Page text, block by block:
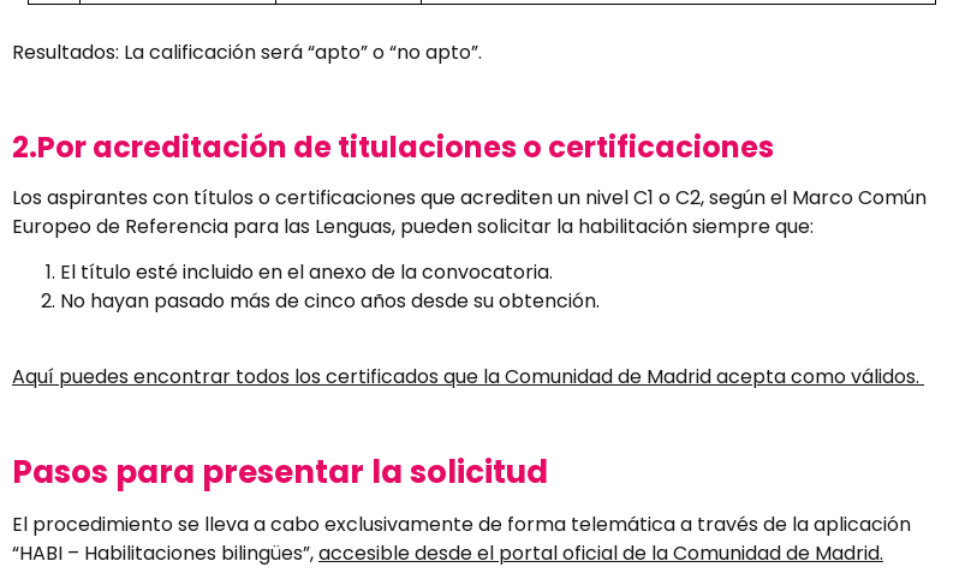
Resultados: La calificación será “apto” o “no apto”.
2.Por acreditación de titulaciones o certificaciones
Los aspirantes con títulos o certificaciones que acrediten un nivel C1 o C2, según el Marco Común
Europeo de Referencia para las Lenguas, pueden solicitar la habilitación siempre que:
El título esté incluido en el anexo de la convocatoria.
No hayan pasado más de cinco años desde su obtención.
Aquí puedes encontrar todos los certificados que la Comunidad de Madrid acepta como válidos.
Pasos para presentar la solicitud
El procedimiento se lleva a cabo exclusivamente de forma telemática a través de la aplicación
“HABI – Habilitaciones bilingües”,accesible desde el portal oficial de la Comunidad de Madrid.